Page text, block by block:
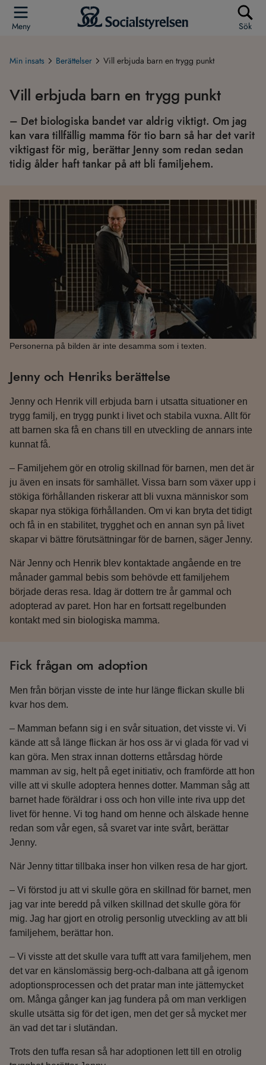
Meny Sök
Min insats Berättelser Vill erbjuda barn en trygg punkt
Vill erbjuda barn en trygg punkt
– Det biologiska bandet var aldrig viktigt. Om jag
kan vara tillfällig mamma för tio barn så har det varit
viktigast för mig, berättar Jenny som redan sedan
tidig ålder haft tankar på att bli familjehem.
Personerna på bilden är inte desamma som i texten.
Jenny och Henriks berättelse
Jenny och Henrik vill erbjuda barn i utsatta situationer en
trygg familj, en trygg punkt i livet och stabila vuxna. Allt för
att barnen ska få en chans till en utveckling de annars inte
kunnat få.
– Familjehem gör en otrolig skillnad för barnen, men det är
ju även en insats för samhället. Vissa barn som växer upp i
stökiga förhållanden riskerar att bli vuxna människor som
skapar nya stökiga förhållanden. Om vi kan bryta det tidigt
och få in en stabilitet, trygghet och en annan syn på livet
skapar vi bättre förutsättningar för de barnen, säger Jenny.
När Jenny och Henrik blev kontaktade angående en tre
månader gammal bebis som behövde ett familjehem
började deras resa. Idag är dottern tre år gammal och
adopterad av paret. Hon har en fortsatt regelbunden
kontakt med sin biologiska mamma.
Fick frågan om adoption
Men från början visste de inte hur länge flickan skulle bli
kvar hos dem.
– Mamman befann sig i en svår situation, det visste vi. Vi
kände att så länge flickan är hos oss är vi glada för vad vi
kan göra. Men strax innan dotterns ettårsdag hörde
mamman av sig, helt på eget initiativ, och framförde att hon
ville att vi skulle adoptera hennes dotter. Mamman såg att
barnet hade föräldrar i oss och hon ville inte riva upp det
livet för henne. Vi tog hand om henne och älskade henne
redan som vår egen, så svaret var inte svårt, berättar
Jenny.
När Jenny tittar tillbaka inser hon vilken resa de har gjort.
– Vi förstod ju att vi skulle göra en skillnad för barnet, men
jag var inte beredd på vilken skillnad det skulle göra för
mig. Jag har gjort en otrolig personlig utveckling av att bli
familjehem, berättar hon.
– Vi visste att det skulle vara tufft att vara familjehem, men
det var en känslomässig berg-och-dalbana att gå igenom
adoptionsprocessen och det pratar man inte jättemycket
om. Många gånger kan jag fundera på om man verkligen
skulle utsätta sig för det igen, men det ger så mycket mer
än vad det tar i slutändan.
Trots den tuffa resan så har adoptionen lett till en otrolig